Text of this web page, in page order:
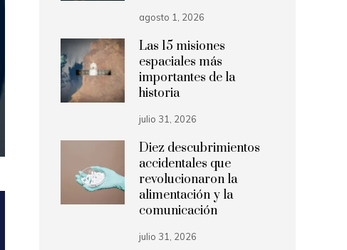
agosto 1, 2026
Las 15 misiones
espaciales más
importantes de la
historia
julio 31, 2026
Diez descubrimientos
accidentales que
revolucionaron la
alimentación y la
comunicación
julio 31, 2026